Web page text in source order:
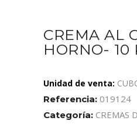
CREMA AL
HORNO- 10
Unidad de venta:
Referencia: 019124
Categoría: CREMAS